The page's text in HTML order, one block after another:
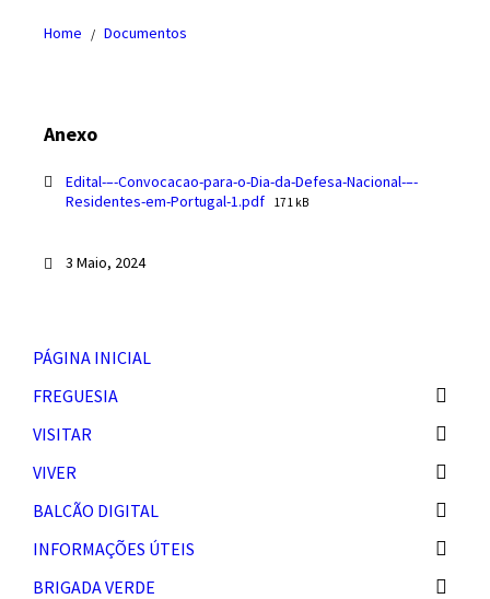
Home / Documentos
Anexo
Edital-–-Convocacao-para-o-Dia-da-Defesa-Nacional-–-
Residentes-em-Portugal-1.pdf File
171 kB
3 Maio, 2024
PÁGINA INICIAL
FREGUESIA
VISITAR
VIVER
BALCÃO DIGITAL
INFORMAÇÕES ÚTEIS
BRIGADA VERDE